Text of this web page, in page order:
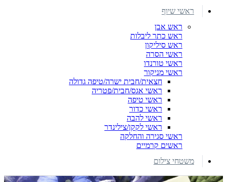
ראשי שיוף
ראש אבן
ראש כתר ליבלות
ראש סיליקון
ראשי הסרה
ראשי טורנדו
ראשי מניקור
חצאית/חבית ישרה/טיפה גדולה
ראשי אגס/חבית/פטריה
ראשי טיפה
ראשי כדור
ראשי להבה
ראשי לקקן/צילינדר
ראשי סגירה והחלקה
ראשים קרמיים
משטחי צילום